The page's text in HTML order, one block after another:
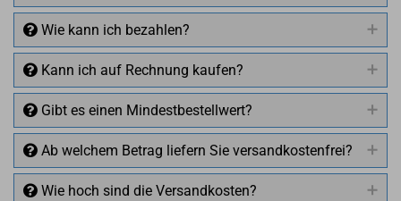
Wie kann ich bezahlen?
Kann ich auf Rechnung kaufen?
Gibt es einen Mindestbestellwert?
Ab welchem Betrag liefern Sie versandkostenfrei?
Wie hoch sind die Versandkosten?